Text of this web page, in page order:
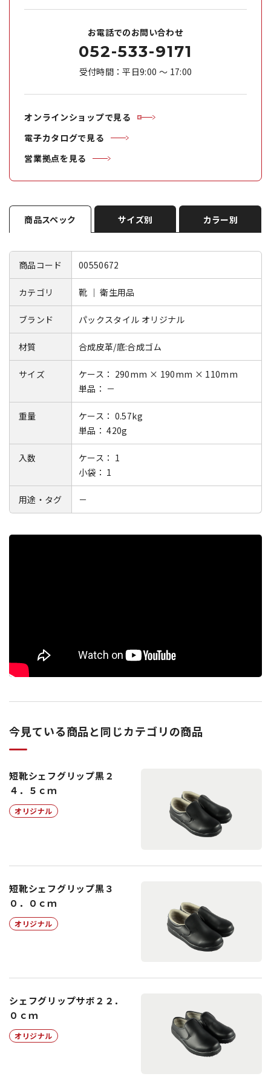
お電話でのお問い合わせ
052-533-9171
受付時間：平日9:00 ～ 17:00
オンラインショップで見る
電子カタログで見る
営業拠点を見る
商品スペック サイズ別 カラー別
商品コード 00550672
カテゴリ 靴 ｜ 衛生用品
ブランド パックスタイル オリジナル
材質 合成皮革/底:合成ゴム
サイズ
ケース： 290mm × 190mm × 110mm
単品： －
重量
ケース： 0.57kg
単品： 420g
入数
ケース： 1
小袋： 1
用途・タグ －
今見ている商品と同じカテゴリの商品
短靴シェフグリップ黒２
４．５ｃｍ
オリジナル
短靴シェフグリップ黒３
０．０ｃｍ
オリジナル
シェフグリップサボ２２．
０ｃｍ
オリジナル